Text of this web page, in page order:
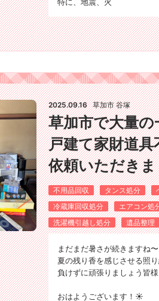
2025.09.16 草加市 谷塚
草加市で大量
戸建て家財道
依頼いただき
不用品回収 タンス処分
冷蔵庫回収処分
エアコン処
洗濯機引越し処分
遺品整理
まだまだ暑さが続きますね〜
夏の残り香を感じさせる照
負けずに頑張りましょう皆
おはようございます！☀️